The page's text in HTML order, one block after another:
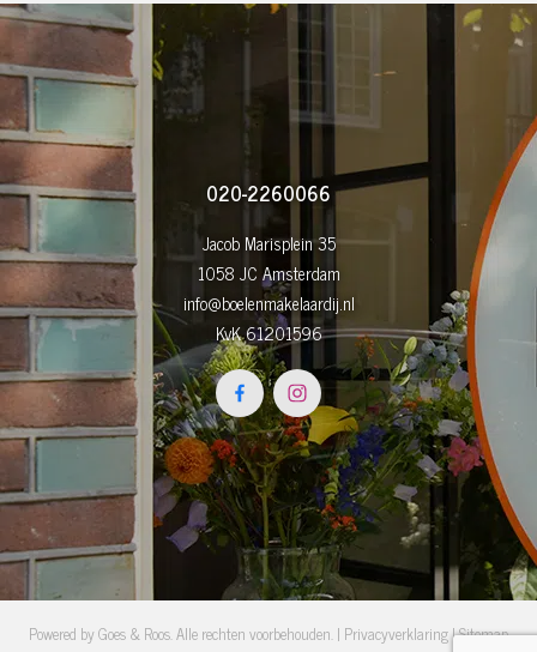
020-2260066
Jacob Marisplein 35
1058 JC Amsterdam
info@boelenmakelaardij.nl
KvK 61201596
Powered byGoes & Roos.Alle rechten voorbehouden. | Privacyverklaring|Sitemap